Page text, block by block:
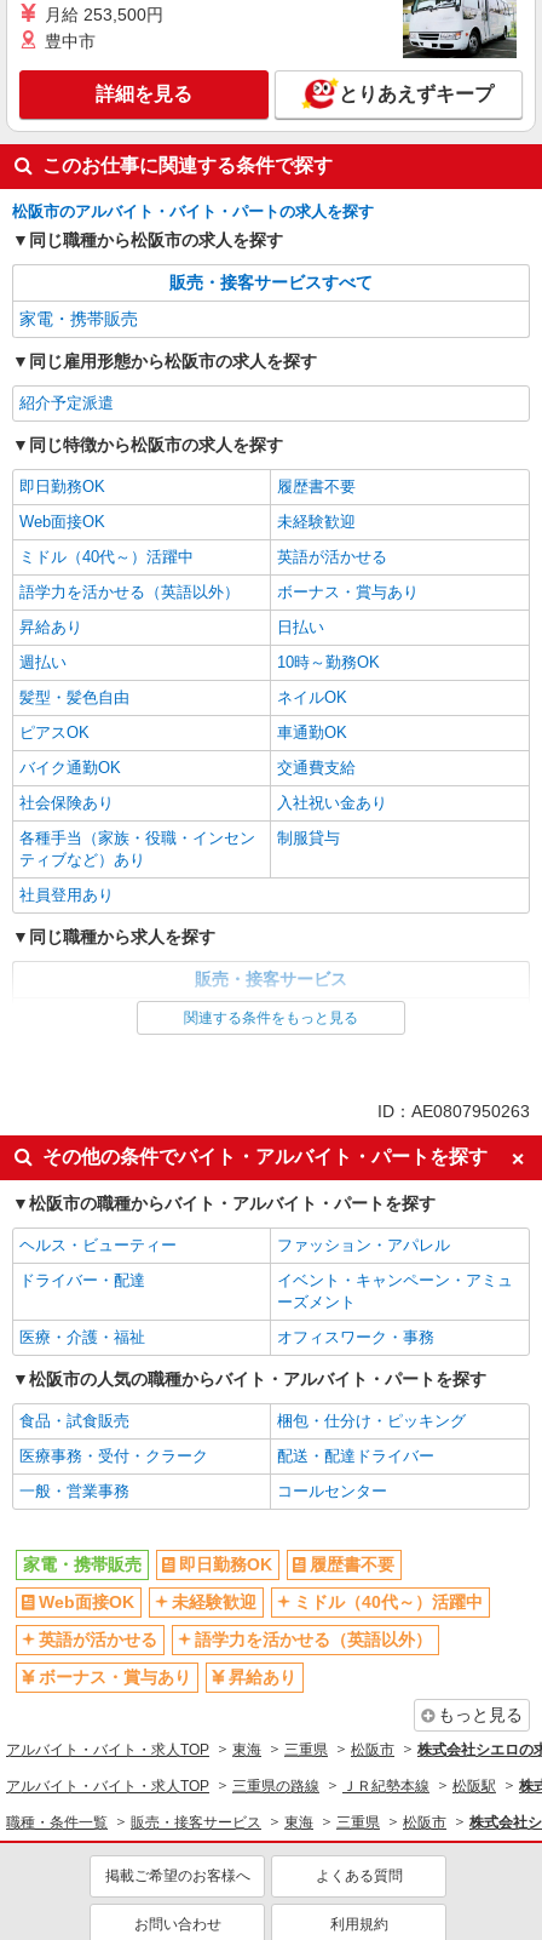
時給1300円〜1400円（経験・能力による） ※
残業代支給 ★交通費別途支給（規定あり） ゜
+゜・。○。・゜+゜・。○。・゜+゜ 入社祝い金10
万円支給(規定有) お友達を紹介頂くと, インセンテ
ィブ支給(規定有) ★月2回払い・週払い可能（規程
有）★ ゜・。○。・゜+゜・。○。・゜+゜
三重県松阪市のsoftbankショップ
キープ 詳細を見る
月給 253,500円
豊中市
詳細を見る とりあえずキープ
このお仕事に関連する条件で探す
松阪市のアルバイト・バイト・パートの求人を探す
同じ職種から松阪市の求人を探す
販売・接客サービスすべて
家電・携帯販売
同じ雇用形態から松阪市の求人を探す
紹介予定派遣
同じ特徴から松阪市の求人を探す
即日勤務OK
履歴書不要
Web面接OK
未経験歓迎
ミドル（40代～）活躍中
英語が活かせる
語学力を活かせる（英語以外）
ボーナス・賞与あり
昇給あり
日払い
週払い
10時～勤務OK
髪型・髪色自由
ネイルOK
ピアスOK
車通勤OK
バイク通勤OK
交通費支給
社会保険あり
入社祝い金あり
各種手当（家族・役職・インセン
ティブなど）あり
制服貸与
社員登用あり
同じ職種から求人を探す
販売・接客サービス
英語が活かせる
ボーナス・賞与あり
日払い
車通勤OK
交通費支給
社会保険あり
社員登用あり
関連する条件をもっと見る
ID：AE0807950263
その他の条件でバイト・アルバイト・パートを探す
松阪市の職種からバイト・アルバイト・パートを探す
ヘルス・ビューティー
ファッション・アパレル
ドライバー・配達
イベント・キャンペーン・アミュ
ーズメント
医療・介護・福祉
オフィスワーク・事務
松阪市の人気の職種からバイト・アルバイト・パートを探す
食品・試食販売
梱包・仕分け・ピッキング
医療事務・受付・クラーク
配送・配達ドライバー
一般・営業事務
コールセンター
家電・携帯販売 即日勤務OK
履歴書不要
Web面接OK
未経験歓迎
ミドル（40代～）活躍中
英語が活かせる
語学力を活かせる（英語以外）
ボーナス・賞与あり
昇給あり
もっと見る
アルバイト・バイト・求人TOP 東海 三重県 松阪市 株式会社シエロの
アルバイト・バイト・求人TOP 三重県の路線 ＪＲ紀勢本線 松阪駅 株
職種・条件一覧 販売・接客サービス 東海 三重県 松阪市 株式会社
掲載ご希望のお客様へ よくある質問
お問い合わせ 利用規約